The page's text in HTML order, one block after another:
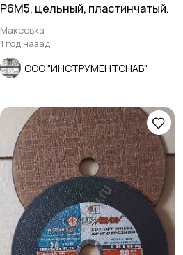
Р6М5, цельный, пластинчатый.
Макеевка
1 год назад
ООО "ИНСТРУМЕНТСНАБ"